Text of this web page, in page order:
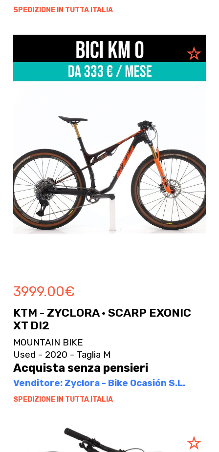
SPEDIZIONE IN TUTTA ITALIA
3999.00€
KTM - ZYCLORA · SCARP EXONIC
XT DI2
MOUNTAIN BIKE
Used - 2020 - Taglia M
Acquista senza pensieri
Venditore: Zyclora - Bike Ocasión S.L.
SPEDIZIONE IN TUTTA ITALIA